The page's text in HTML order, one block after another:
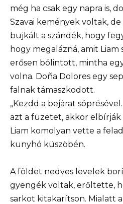
még ha csak egy napra is,
Szavai kemények voltak,
bujkált a szándék, hogy
hogy megalázná, amit Liam
erősen bólintott, mintha
volna. Doña Dolores egy
falnak támaszkodott.
„Kezdd a bejárat
azt a füzetet, akkor elbírják
Liam komolyan vette a
kunyhó küszöbén.
A földet nedves levelek
gyengék voltak, erőltette,
sarkot kitakarítson. Mialatt